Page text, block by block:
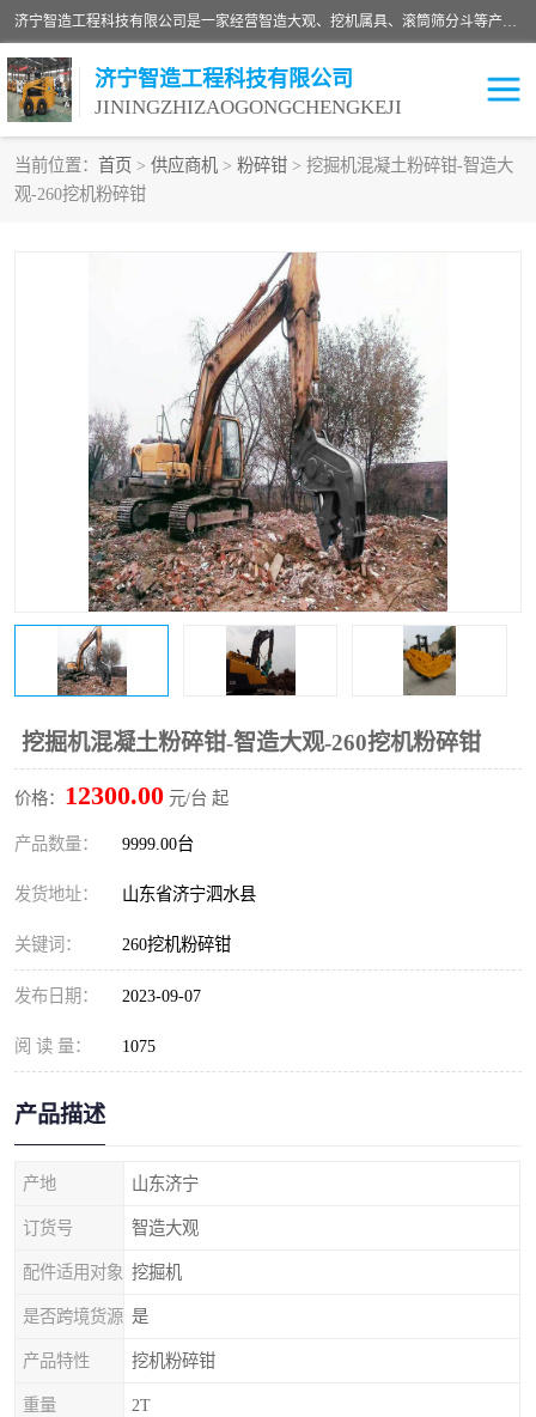
济宁智造工程科技有限公司是一家经营智造大观、挖机属具、滚筒筛分斗等产品的滑移装载机厂家。济宁智造工程科技有限公司奉行以质量赢得用户，诚信为本，互利共赢的宗旨，依靠雄厚的技术力量，科学的管理制度，先进的加工检测设备，始终坚持以客户为中心，免费咨询！
济宁智造工程科技有限公司
JININGZHIZAOGONGCHENGKEJI
当前位置： 首页 > 供应商机 > 粉碎钳 > 挖掘机混凝土粉碎钳-智造大
观-260挖机粉碎钳
挖掘机混凝土粉碎钳-智造大观-260挖机粉碎钳
价格： 12300.00 元/台 起
产品数量： 9999.00台
发货地址： 山东省济宁泗水县
关键词： 260挖机粉碎钳
发布日期： 2023-09-07
阅 读 量： 1075
产品描述
产地 山东济宁
订货号 智造大观
配件适用对象 挖掘机
是否跨境货源 是
产品特性 挖机粉碎钳
重量 2T
振动夯
移动破碎机
粉碎钳
土壤修复
铣刨机 开沟机
伐木机 破碎机
打桩机 压路机
枕木机 滑移装载机
清扫器 割草机
挖树机 拓荒机
滚筒筛
挖掘机破碎斗